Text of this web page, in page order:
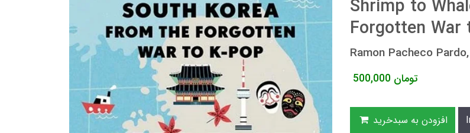
Shrimp to
Forgotten War
Ramon Pacheco
500,000 تومان
افزودن به سبدخرید